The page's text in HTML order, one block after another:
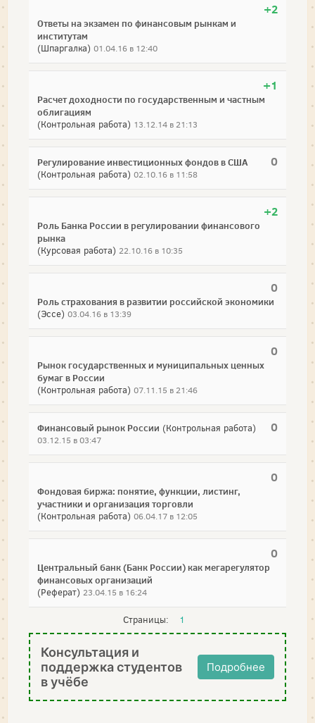
+2
Ответы на экзамен по финансовым рынкам и
институтам
(Шпаргалка) 01.04.16 в 12:40
+1
Расчет доходности по государственным и частным
облигациям
(Контрольная работа) 13.12.14 в 21:13
0
Регулирование инвестиционных фондов в США
(Контрольная работа) 02.10.16 в 11:58
+2
Роль Банка России в регулировании финансового
рынка
(Курсовая работа) 22.10.16 в 10:35
0
Роль страхования в развитии российской экономики
(Эссе) 03.04.16 в 13:39
0
Рынок государственных и муниципальных ценных
бумаг в России
(Контрольная работа) 07.11.15 в 21:46
0
Финансовый рынок России (Контрольная работа)
03.12.15 в 03:47
0
Фондовая биржа: понятие, функции, листинг,
участники и организация торговли
(Контрольная работа) 06.04.17 в 12:05
0
Центральный банк (Банк России) как мегарегулятор
финансовых организаций
(Реферат) 23.04.15 в 16:24
Страницы: 1
Консультация и
поддержка студентов
в учёбе
Подробнее